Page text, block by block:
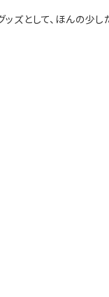
として、ほんの少